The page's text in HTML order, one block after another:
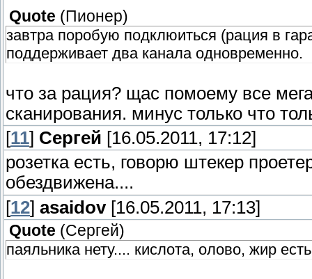
Quote (Пионер)
завтра поробую подклюиться (рация в
поддерживает два канала одновременно.
что за рация? щас помоему все
сканирования. минус только что
[11] Сергей [16.05.2011, 17:12]
розетка есть, говорю штекер
обездвижена....
[12] asaidov[16.05.2011, 17:13]
Quote (Сергей)
паяльника нету.... кислота, олово, жир